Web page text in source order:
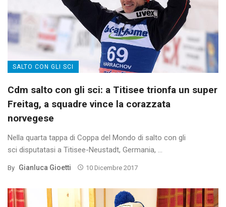
SALTO CON GLI SCI
Cdm salto con gli sci: a Titisee trionfa un super
Freitag, a squadre vince la corazzata
norvegese
Nella quarta tappa di Coppa del Mondo di salto con gli
sci disputatasi a Titisee-Neustadt, Germania, ...
By Gianluca Gioetti 10 Dicembre 2017